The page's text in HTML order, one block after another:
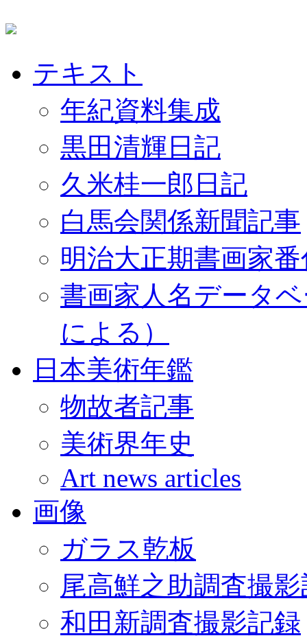
テキスト
年紀資料集成
黒田清輝日記
久米桂一郎日記
白馬会関係新聞記事
明治大正期書画家
書画家人名データ
による）
日本美術年鑑
物故者記事
美術界年史
Art news articles
画像
ガラス乾板
尾高鮮之助調査撮
和田新調査撮影記録